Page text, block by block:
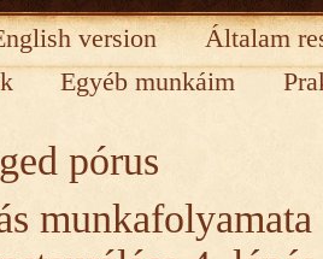
version
Általam
Egyéb munkáim
pórus